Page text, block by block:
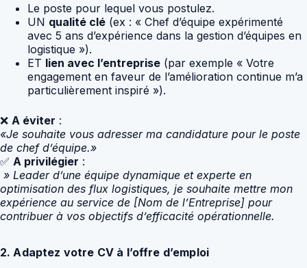
Le poste pour lequel vous postulez.
UN qualité clé (ex : « Chef d’équipe expérimenté
avec 5 ans d’expérience dans la gestion d’équipes en
logistique »).
ET lien avec l’entreprise (par exemple « Votre
engagement en faveur de l’amélioration continue m’a
particulièrement inspiré »).
❌ A éviter :
«Je souhaite vous adresser ma candidature pour le poste
de chef d’équipe.»
✅ A privilégier :
» Leader d’une équipe dynamique et experte en
optimisation des flux logistiques, je souhaite mettre mon
expérience au service de [Nom de l’Entreprise] pour
contribuer à vos objectifs d’efficacité opérationnelle.
2. Adaptez votre CV à l’offre d’emploi